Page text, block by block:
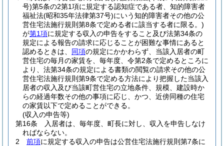
号)第5条の2第1項に規定する認知症である者、知的障害者
福祉法(昭和35年法律第37号)にいう知的障害者その他の公
営住宅法施行規則第8条で定める者に該当する者に限る。)
が第1項に規定する収入の申告をすること及び法第34条の
規定による報告の請求に応じることが困難な事情にあると
認めるときは、 同項の規定にかかわらず、当該入居者の町
営住宅の毎月の家賃を、毎年度、令第2条で定めるところに
より、法第34条の規定による書類の閲覧の請求その他の公
営住宅法施行規則第9条で定める方法により把握した当該入
居者の収入及び当該町営住宅の立地条件、規模、建設時か
らの経過年数その他の事項に応じ、かつ、近傍同種の住宅
の家賃以下で定めることができる。
(収入の申告等)
第16条
入居者は、毎年度、町長に対し、収入を申告しなけ
ればならない。
2
前項に規定する収入の申告は公営住宅法施行規則第7条に